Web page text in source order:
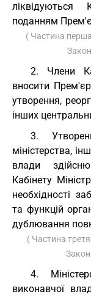
ліквідуються
поданням
( Частина перша
2. Члени
вносити
утворення,
інших
3.
міністерства,
влади
Кабінету
необхідності
та функцій
дублювання
( Частина третя
4.
виконавчої